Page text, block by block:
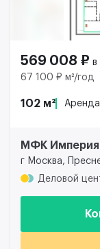
569 008 ₽ в
67 100 ₽ м²/год
102 м²
МФК Империя
г Москва,
Деловой